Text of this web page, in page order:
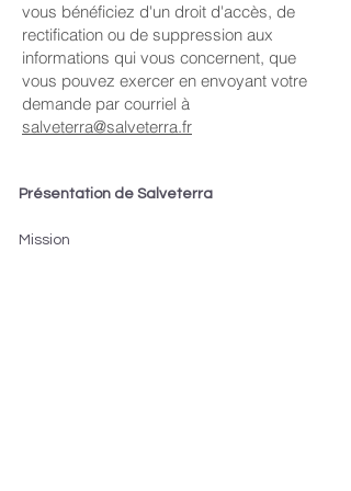
vous bénéficiez d'un droit d'accès, de
rectification ou de suppression aux
informations qui vous concernent, que
vous pouvez exercer en envoyant votre
demande par courriel à
salveterra@salveterra.fr
Présentation de Salveterra
Mission